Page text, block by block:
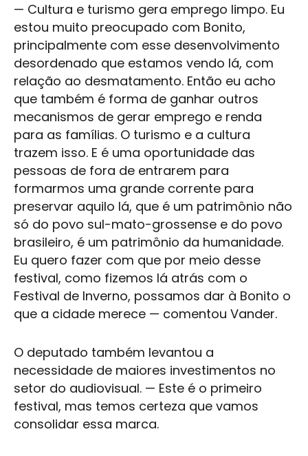
— Cultura e turismo gera emprego limpo. Eu
estou muito preocupado com Bonito,
principalmente com esse desenvolvimento
desordenado que estamos vendo lá, com
relação ao desmatamento. Então eu acho
que também é forma de ganhar outros
mecanismos de gerar emprego e renda
para as famílias. O turismo e a cultura
trazem isso. E é uma oportunidade das
pessoas de fora de entrarem para
formarmos uma grande corrente para
preservar aquilo lá, que é um patrimônio não
só do povo sul-mato-grossense e do povo
brasileiro, é um patrimônio da humanidade.
Eu quero fazer com que por meio desse
festival, como fizemos lá atrás com o
Festival de Inverno, possamos dar à Bonito o
que a cidade merece — comentou Vander.
O deputado também levantou a
necessidade de maiores investimentos no
setor do audiovisual. — Este é o primeiro
festival, mas temos certeza que vamos
consolidar essa marca.